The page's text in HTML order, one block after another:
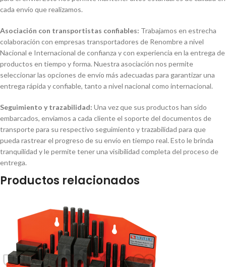
cada envío que realizamos.
Asociación con transportistas confiables: Trabajamos en estrecha
colaboración con empresas transportadores de Renombre a nivel
Nacional e Internacional de confianza y con experiencia en la entrega de
productos en tiempo y forma. Nuestra asociación nos permite
seleccionar las opciones de envío más adecuadas para garantizar una
entrega rápida y confiable, tanto a nivel nacional como internacional.
Seguimiento y trazabilidad: Una vez que sus productos han sido
embarcados, enviamos a cada cliente el soporte del documentos de
transporte para su respectivo seguimiento y trazabilidad para que
pueda rastrear el progreso de su envío en tiempo real. Esto le brinda
tranquilidad y le permite tener una visibilidad completa del proceso de
entrega.
Productos relacionados